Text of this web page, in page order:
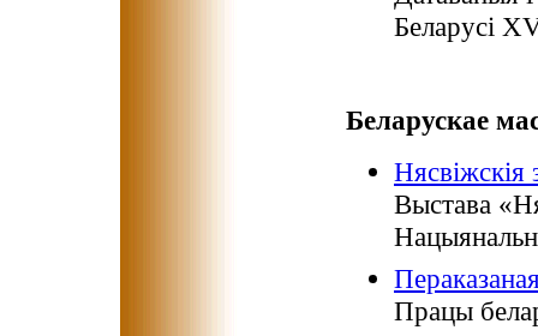
Беларусі
Беларускае
Нясвіжскія
Выстава
Працы